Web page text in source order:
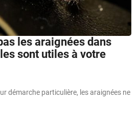
les araignées dans
sont utiles à votre
démarche particulière, les araignées ne